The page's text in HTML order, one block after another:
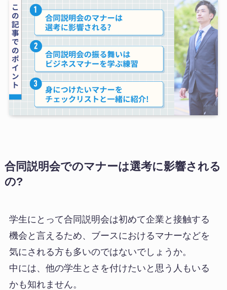
合同説明会でのマナーは選考に影響される
の?
学生にとって合同説明会は初めて企業と接触する
機会と言えるため、ブースにおけるマナーなどを
気にされる方も多いのではないでしょうか。
中には、他の学生とさを付けたいと思う人もいる
かも知れません。